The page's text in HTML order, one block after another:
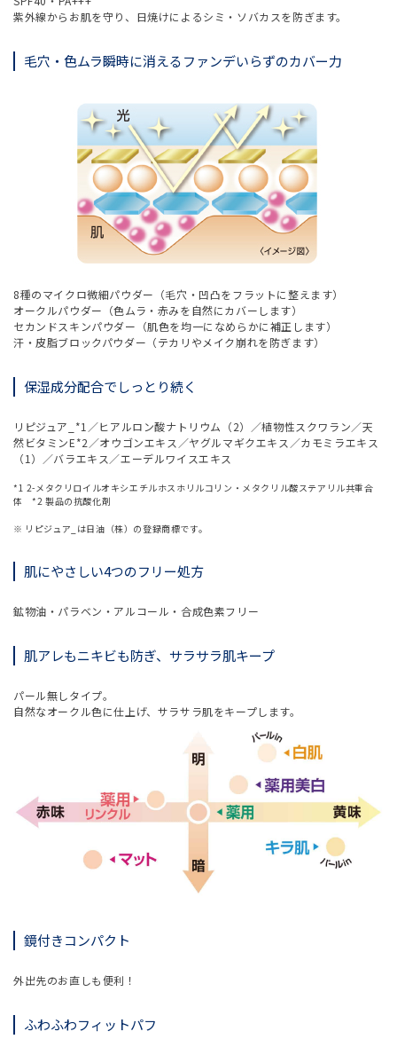
紫外線からお肌を守り、日焼けによるシミ・ソバカスを防ぎます。
毛穴・色ムラ瞬時に消えるファンデいらずのカバー力
8種のマイクロ微細パウダー（毛穴・凹凸をフラットに整えます）
オークルパウダー（色ムラ・赤みを自然にカバーします）
セカンドスキンパウダー（肌色を均一になめらかに補正します）
汗・皮脂ブロックパウダー（テカリやメイク崩れを防ぎます）
保湿成分配合でしっとり続く
リピジュア_*1／ヒアルロン酸ナトリウム（2）／植物性スクワラン／天
然ビタミンE*2／オウゴンエキス／ヤグルマギクエキス／カモミラエキス
（1）／バラエキス／エーデルワイスエキス
*1 2-メタクリロイルオキシエチルホスホリルコリン・メタクリル酸ステアリル共重合
体 *2 製品の抗酸化剤
※ リピジュア_は日油（株）の登録商標です。
肌にやさしい4つのフリー処方
鉱物油・パラベン・アルコール・合成色素フリー
肌アレもニキビも防ぎ、サラサラ肌キープ
パール無しタイプ。
自然なオークル色に仕上げ、サラサラ肌をキープします。
鏡付きコンパクト
外出先のお直しも便利！
ふわふわフィットパフ